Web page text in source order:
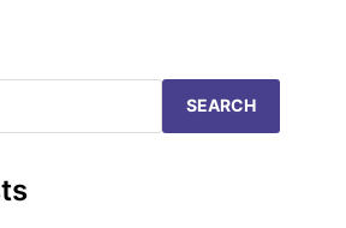
SEARCH